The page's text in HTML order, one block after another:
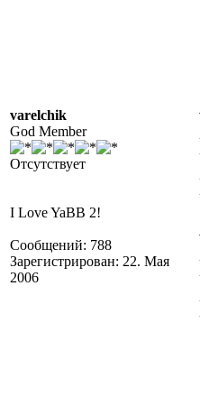
varelchik
God Member
Отсутствует
I Love YaBB 2!
Сообщений: 788
Зарегистрирован: 22. Мая
2006